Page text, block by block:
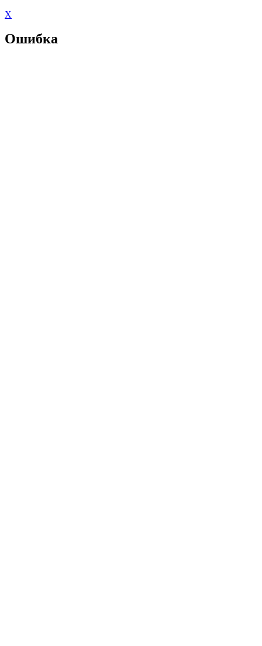
X
Ошибка